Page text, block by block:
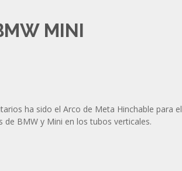
MINI
ha sido el Arco de Meta Hinchable para el
BMW y Mini en los tubos verticales.